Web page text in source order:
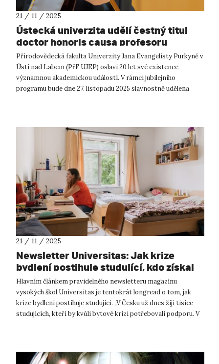
21 / 11 / 2025
Ústecká univerzita udělí čestný titul
doctor honoris causa profesoru
Williamu R. Smithovi
Přírodovědecká fakulta Univerzity Jana Evangelisty Purkyně v
Ústí nad Labem (PřF UJEP) oslaví 20 let své existence
významnou akademickou událostí. V rámci jubilejního
programu bude dne 27. listopadu 2025 slavnostně udělena
21 / 11 / 2025
Newsletter Universitas: Jak krize
bydlení postihuje studující, kdo získal
prestižní granty a mnoho dalšího
Hlavním článkem pravidelného newsletteru magazínu
vysokých škol Universitas je tentokrát longread o tom, jak
krize bydlení postihuje studující. „V Česku už dnes žijí tisíce
studujících, kteří by kvůli bytové krizi potřebovali podporu. V